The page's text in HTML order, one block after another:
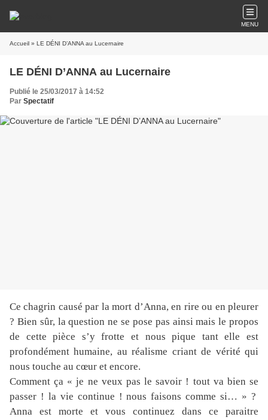
MENU
Accueil » LE DÉNI D’ANNA au Lucernaire
LE DÉNI D’ANNA au Lucernaire
Publié le 25/03/2017 à 14:52
Par Spectatif
Ce chagrin causé par la mort d’Anna, en rire ou en pleurer
? Bien sûr, la question ne se pose pas ainsi mais le propos
de cette pièce s’y frotte et nous pique tant elle est
profondément humaine, au réalisme criant de vérité qui
nous touche au cœur et encore.
Comment ça « je ne veux pas le savoir ! tout va bien se
passer ! la vie continue ! nous faisons comme si… » ?
Anna est morte et vous continuez dans ce paraitre